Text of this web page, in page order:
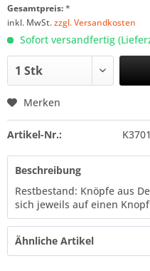
Gesamtpreis:*
inkl. MwSt.zzgl. Versandkosten
Sofort versandfertig
Merken
Artikel-Nr.:
Beschreibung
Restbestand: Knöpfe aus
sich jeweils auf einen
Ähnliche Artikel